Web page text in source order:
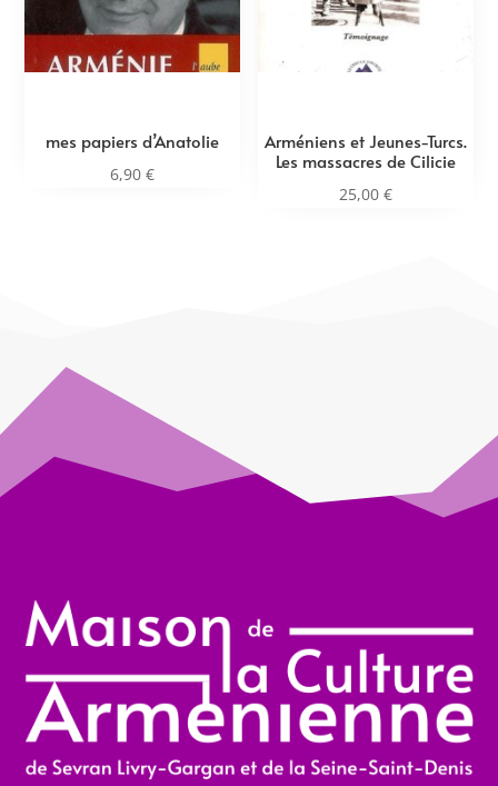
mes papiers d’Anatolie
6,90€
Arméniens et Jeunes-Turcs.
Les massacres de Cilicie
25,00 €